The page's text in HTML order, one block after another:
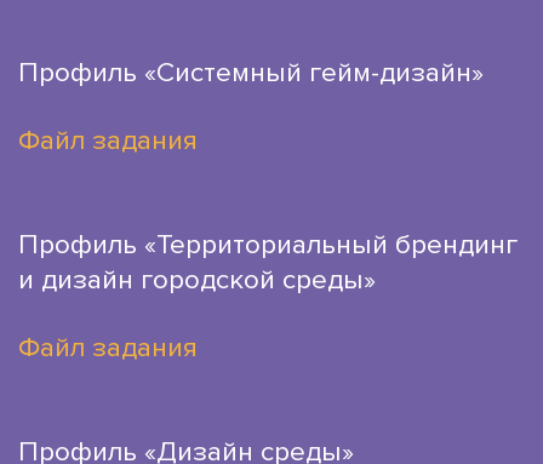
Профиль «Системный гейм-дизайн»
Файл задания
Профиль «Территориальный брендинг
и дизайн городской среды»
Файл задания
Профиль «Дизайн среды»